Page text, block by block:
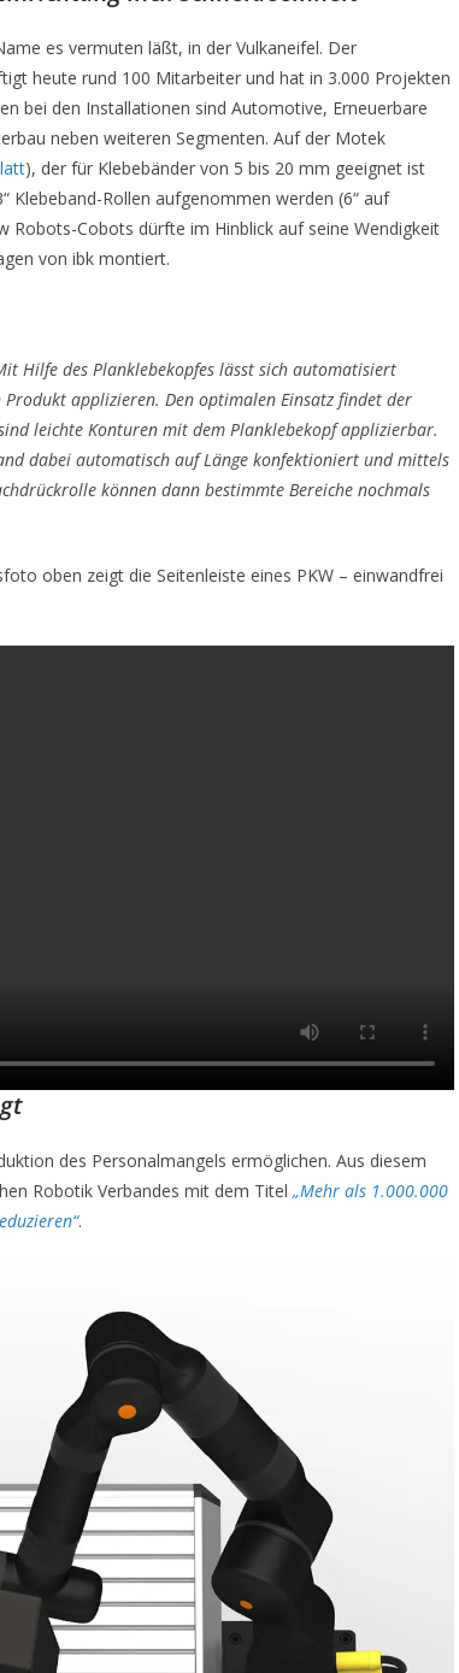
es vermuten läßt, in der Vulkaneifel. Der
heute rund 100 Mitarbeiter und hat in 3.000 Projekten
bei den Installationen sind Automotive, Erneuerbare
neben weiteren Segmenten. Auf der Motek
), der für Klebebänder von 5 bis 20 mm geeignet ist
Klebeband-Rollen aufgenommen werden (6“ auf
Robots-Cobots dürfte im Hinblick auf seine Wendigkeit
von ibk montiert.
Hilfe des Planklebekopfes lässt sich automatisiert
applizieren. Den optimalen Einsatz findet der
leichte Konturen mit dem Planklebekopf applizierbar.
dabei automatisch auf Länge konfektioniert und mittels
können dann bestimmte Bereiche nochmals
oben zeigt die Seitenleiste eines PKW – einwandfrei
des Personalmangels ermöglichen. Aus diesem
Robotik Verbandes mit dem Titel „Mehr als 1.000.000
.